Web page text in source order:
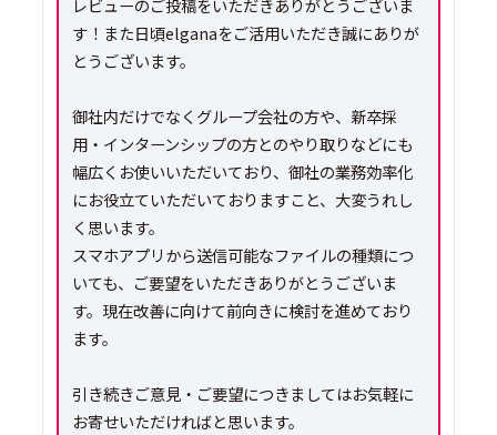
レビューのご投稿をいただきありがとうございま
す！また日頃elganaをご活用いただき誠にありが
とうございます。
御社内だけでなくグループ会社の方や、新卒採
用・インターンシップの方とのやり取りなどにも
幅広くお使いいただいており、御社の業務効率化
にお役立ていただいておりますこと、大変うれし
く思います。
スマホアプリから送信可能なファイルの種類につ
いても、ご要望をいただきありがとうございま
す。現在改善に向けて前向きに検討を進めており
ます。
引き続きご意見・ご要望につきましてはお気軽に
お寄せいただければと思います。